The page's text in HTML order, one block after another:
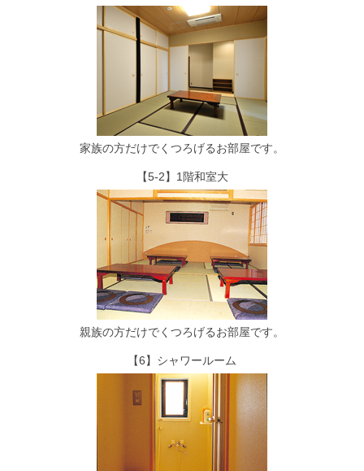
家族の方だけでくつろげるお部屋です。
【5-2】1階和室大
親族の方だけでくつろげるお部屋です。
【6】シャワールーム